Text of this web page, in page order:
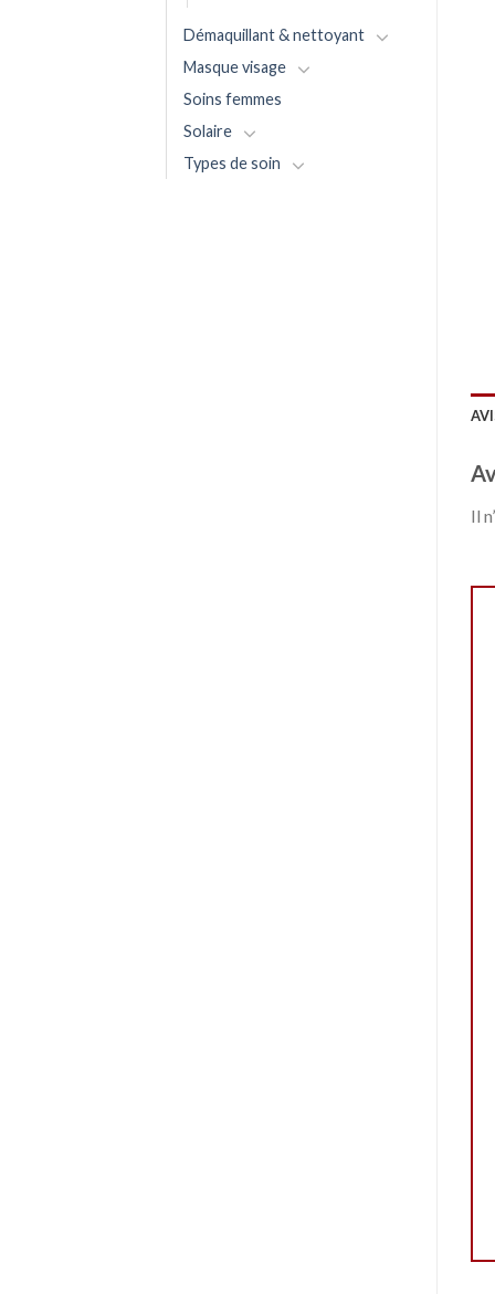
Démaquillant & nettoyant
Masque visage
Soins femmes
Solaire
Types de soin
Il